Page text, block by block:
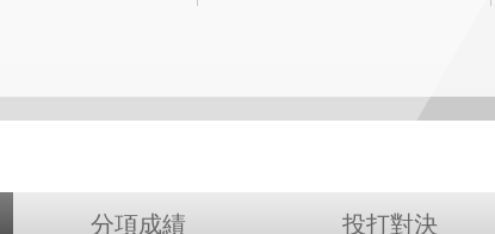
分項成績 投打對決